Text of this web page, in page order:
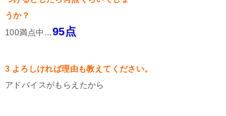
うか？
100満点中…95点
3 よろしければ理由も教えてください。
アドバイスがもらえたから